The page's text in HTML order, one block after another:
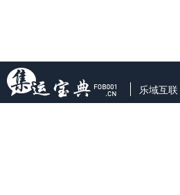
乐域互联